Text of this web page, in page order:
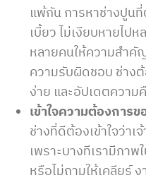
แพ้กัน การหาช่างปูนที่
เบี้ยว ไม่เงียบหายไป
หลายคนให้ความสำคั
ความรับผิดชอบ ช่าง
ง่าย และอัปเดตความ
เข้าใจความต้องการ
ช่างที่ดีต้องเข้าใจว่าเ
เพราะบางทีเรามีภาพ
หรือไม่ถามให้เคลียร์